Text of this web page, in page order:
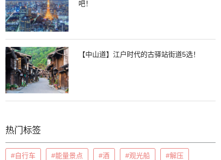
吧！
【中山道】江户时代的古驿站街道5选！
热门标签
#自行车 #能量景点 #酒 #观光船 #解压